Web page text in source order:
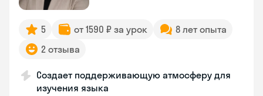
5 от 1590 ₽ за урок
8 лет опыта
2 отзыва
Создает поддерживающую атмосферу для
изучения языка